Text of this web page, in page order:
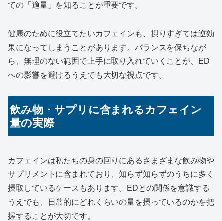
ての「適量」を知ることが重要です。
健康のために役立てたいカフェインも、摂りすぎては逆効
果になってしまうことがあります。バランスを保ちなが
ら、無理のない範囲で上手に取り入れていくことが、ED
への影響を避けるうえでも大切な視点です。
飲み物・サプリに含まれるカフェイン
量の実際
カフェインは私たちの身の回りにあるさまざまな飲み物や
サプリメントに含まれており、知らず知らずのうちに多く
摂取しているケースもあります。EDとの関係を意識する
うえでも、日常的にどれくらいの量を摂っているのかを把
握することが大切です。